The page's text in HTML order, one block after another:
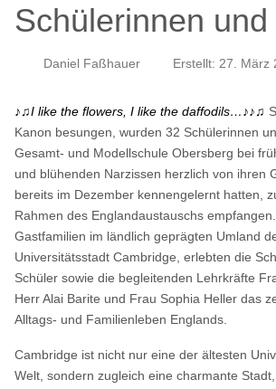
Schülerinnen
Daniel Faßhauer Erstellt: 27. März
♪♫I like the flowers, I like the daffodils…♪♪♫
Kanon besungen, wurden 32 Schülerinnen
Gesamt- und Modellschule Obersberg bei
und blühenden Narzissen herzlich von ihren
bereits im Dezember kennengelernt hatten,
Rahmen des Englandaustauschs
Gastfamilien im ländlich geprägten Umland
Universitätsstadt Cambridge, erlebten die
Schüler sowie die begleitenden Lehrkräfte
Herr Alai Barite und Frau Sophia Heller das
Alltags- und Familienleben Englands.
Cambridge ist nicht nur eine der ältesten
Welt, sondern zugleich eine charmante